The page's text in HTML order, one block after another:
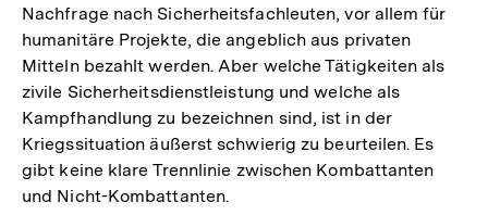
Nachfrage nach Sicherheitsfachleuten, vor allem für
humanitäre Projekte, die angeblich aus privaten
Mitteln bezahlt werden. Aber welche Tätigkeiten als
zivile Sicherheitsdienstleistung und welche als
Kampfhandlung zu bezeichnen sind, ist in der
Kriegssituation äußerst schwierig zu beurteilen. Es
gibt keine klare Trennlinie zwischen Kombattanten
und Nicht-Kombattanten.